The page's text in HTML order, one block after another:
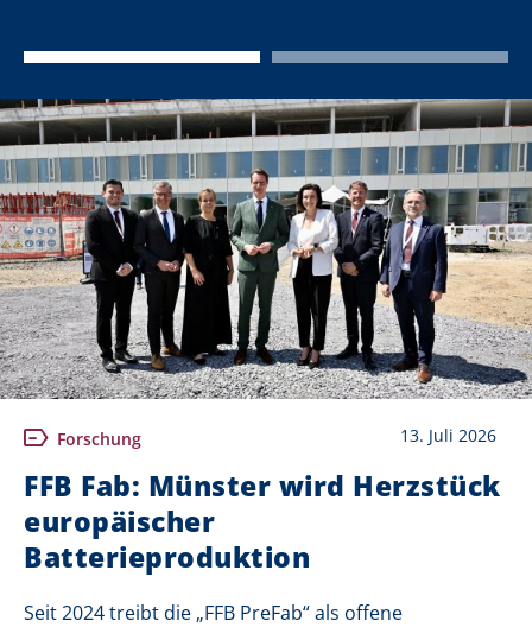
Forschung 13. Juli 2026
FFB Fab: Münster wird Herzstück
europäischer
Batterieproduktion
Seit 2024 treibt die „FFB PreFab“ als offene